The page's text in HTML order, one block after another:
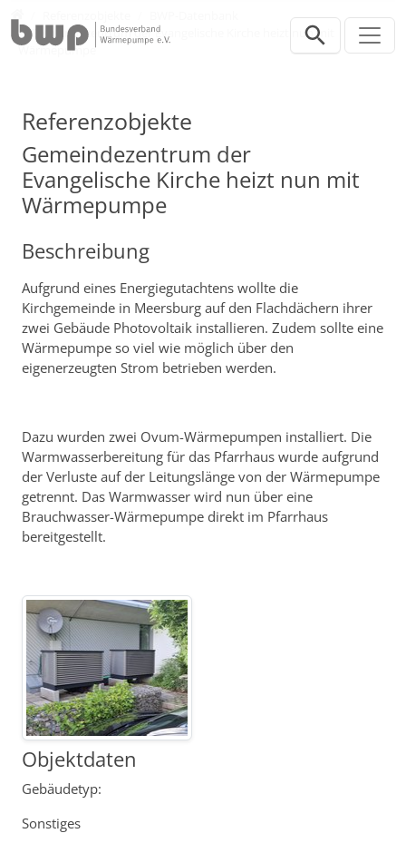
Gemeindezentrum der Evangelische Kirche heizt nun mit
Wärmepumpe
Referenzobjekte
Gemeindezentrum der
Evangelische Kirche heizt nun mit
Wärmepumpe
Beschreibung
Aufgrund eines Energiegutachtens wollte die
Kirchgemeinde in Meersburg auf den Flachdächern ihrer
zwei Gebäude Photovoltaik installieren. Zudem sollte eine
Wärmepumpe so viel wie möglich über den
eigenerzeugten Strom betrieben werden.
Dazu wurden zwei Ovum-Wärmepumpen installiert. Die
Warmwasserbereitung für das Pfarrhaus wurde aufgrund
der Verluste auf der Leitungslänge von der Wärmepumpe
getrennt. Das Warmwasser wird nun über eine
Brauchwasser-Wärmepumpe direkt im Pfarrhaus
bereitgestellt.
Objektdaten
Gebäudetyp:
Sonstiges